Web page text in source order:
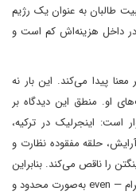
طالبان به عنوان یک رژیم
در داخل هزینه‌اش کم است و
پیدا می‌کند. این بار نه
او. منطق این دیدگاه بر
است: اینجرلیک در ترکیه،
حلقه مفقوده نظارت و
را ناقص می‌کند. بنابراین
هر نشانه‌ای از مذاکره پنهانی درباره بازفعال‌سازی بگرام — even به‌صورت محدود و